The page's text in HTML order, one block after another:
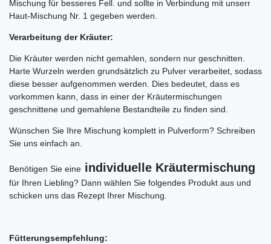
Mischung für besseres Fell. und sollte in Verbindung mit unserr
Haut-Mischung Nr. 1 gegeben werden.
Verarbeitung der Kräuter:
Die Kräuter werden nicht gemahlen, sondern nur geschnitten.
Harte Wurzeln werden grundsätzlich zu Pulver verarbeitet, sodass
diese besser aufgenommen werden. Dies bedeutet, dass es
vorkommen kann, dass in einer der Kräutermischungen
geschnittene und gemahlene Bestandteile zu finden sind.
Wünschen Sie Ihre Mischung komplett in Pulverform? Schreiben
Sie uns einfach an.
Benötigen Sie eine individuelle Kräutermischung
für Ihren Liebling? Dann wählen Sie folgendes Produkt aus und
schicken uns das Rezept Ihrer Mischung.
Fütterungsempfehlung: